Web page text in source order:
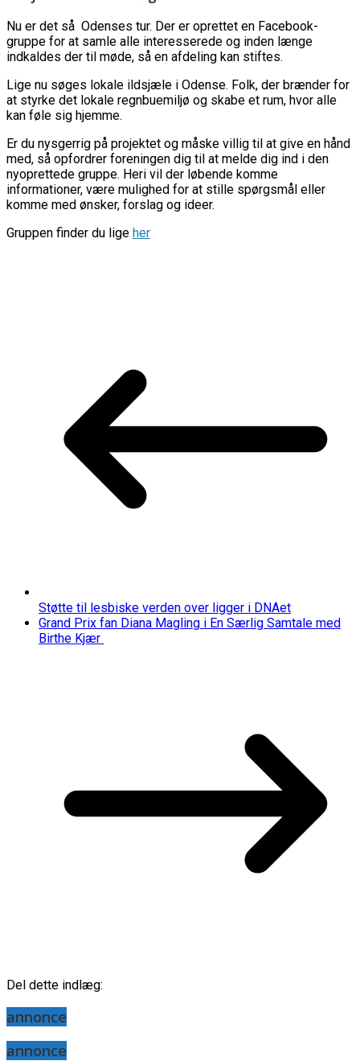
Nu er det så Odenses tur. Der er oprettet en Facebook-
gruppe for at samle alle interesserede og inden længe
indkaldes der til møde, så en afdeling kan stiftes.
Lige nu søges lokale ildsjæle i Odense. Folk, der brænder for
at styrke det lokale regnbuemiljø og skabe et rum, hvor alle
kan føle sig hjemme.
Er du nysgerrig på projektet og måske villig til at give en hånd
med, så opfordrer foreningen dig til at melde dig ind i den
nyoprettede gruppe. Heri vil der løbende komme
informationer, være mulighed for at stille spørgsmål eller
komme med ønsker, forslag og ideer.
Gruppen finder du lige her
Støtte til lesbiske verden over ligger i DNAet
Grand Prix fan Diana Magling i En Særlig Samtale med
Birthe Kjær
Del dette indlæg:
annonce
annonce